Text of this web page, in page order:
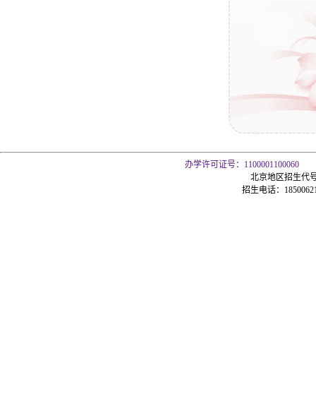
办学许可证号：1100001100060
北京地区招生
招生电话：